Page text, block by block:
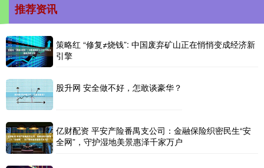
推荐资讯
策略红 “修复≠烧钱”: 中国废弃矿山正在悄悄变成经济新
引擎
股升网 安全做不好，怎敢谈豪华？
亿财配资 平安产险番禺支公司：金融保险织密民生“安
全网”，守护湿地美景惠泽千家万户